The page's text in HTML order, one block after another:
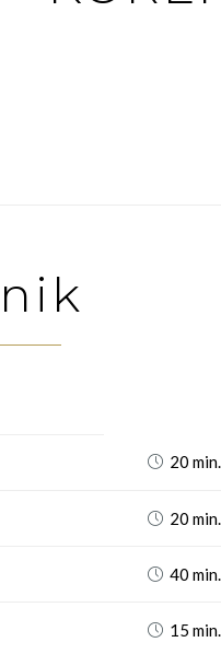
 20 min.
 20 min.
 40 min.
 15 min.